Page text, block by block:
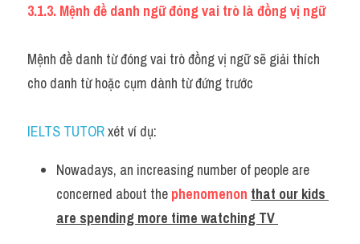
3.1.3. Mệnh đề danh ngữ đóng vai trò là đồng vị ngữ
Mệnh đề danh từ đóng vai trò đồng vị ngữ sẽ giải thích
cho danh từ hoặc cụm dành từ đứng trước
IELTS TUTOR xét ví dụ:
Nowadays, an increasing number of people are
concerned about the phenomenon that our kids
are spending more time watching TV